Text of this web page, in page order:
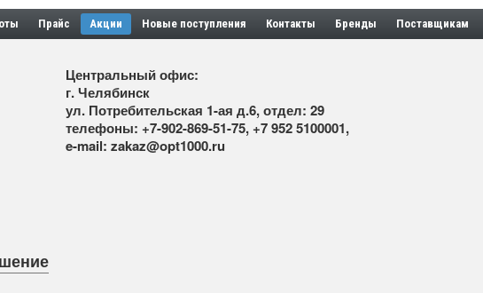
Прайс Акции Новые поступления Контакты Бренды Поставщикам
Центральный офис:
г. Челябинск
ул. Потребительская 1-ая д.6, отдел: 29
телефоны: +7-902-869-51-75, +7 952 5100001,
e-mail: zakaz@opt1000.ru